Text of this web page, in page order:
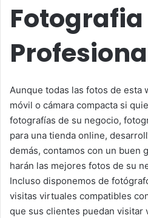
Fotografia
Aunque todas las fotos de esta
móvil o cámara compacta si
fotografías de su negocio,
para una tienda online,
demás, contamos con un buen
harán las mejores fotos de su
Incluso disponemos de
visitas virtuales compatibles
que sus clientes puedan visitar